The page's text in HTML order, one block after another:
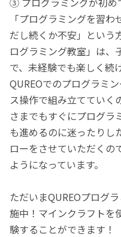
「プログラミングを習
だし続くか不安」という
ログラミング教室」は、
で、未経験でも楽しく続
QUREOでのプログラミ
ス操作で組み立てていく
さまでもすぐにプログラ
も進めるのに迷ったりし
ローをさせていただくの
ようになっています。
ただいまQUREOプログ
施中！マインクラフトを
験することができます！